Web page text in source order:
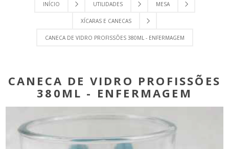
INÍCIO UTILIDADES MESA
XÍCARAS E CANECAS
CANECA DE VIDRO PROFISSÕES 380ML - ENFERMAGEM
CANECA DE VIDRO PROFISSÕES
380ML - ENFERMAGEM